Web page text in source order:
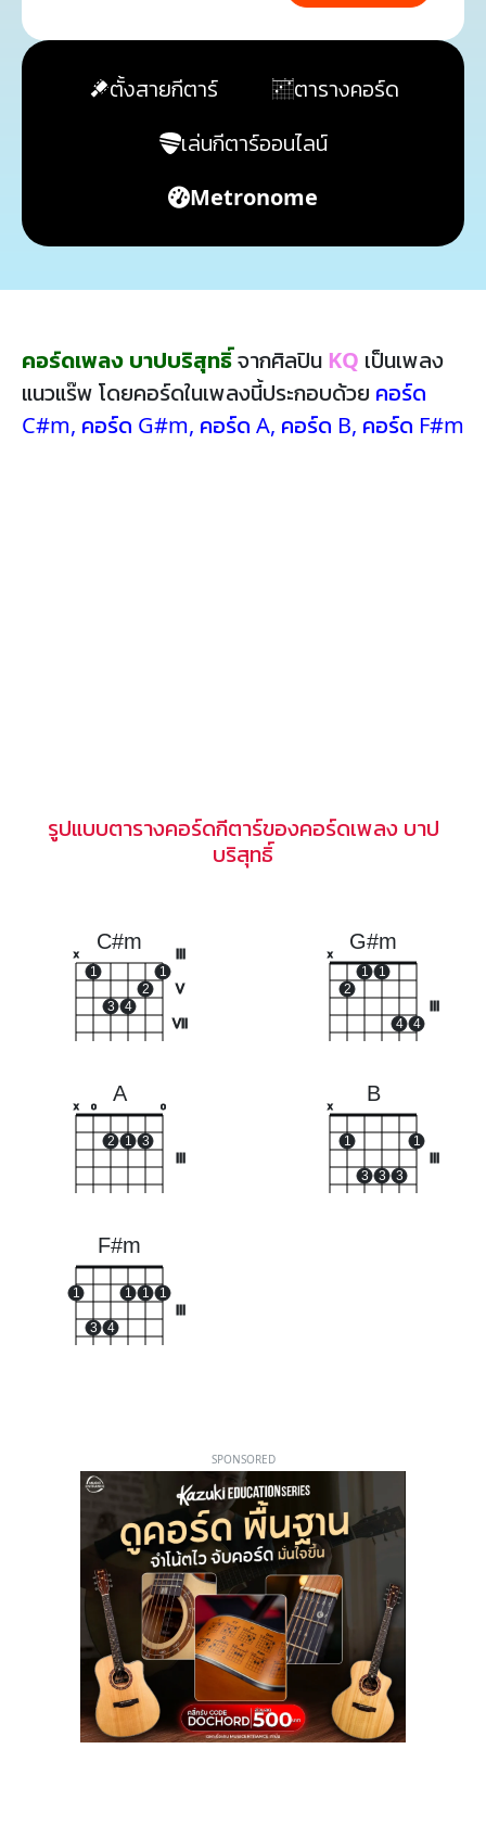
ตั้งสายกีตาร์
ตารางคอร์ด
เล่นกีตาร์ออนไลน์
Metronome
คอร์ดเพลง บาปบริสุทธิ์จากศิลปิน KQ เป็นเพลง
แนวแร๊พ โดยคอร์ดในเพลงนี้ประกอบด้วย คอร์ด
C#m, คอร์ด G#m, คอร์ด A, คอร์ด B, คอร์ด F#m
รูปแบบตารางคอร์ดกีตาร์ของคอร์ดเพลง บาป
บริสุทธิ์
C#m
V
VII
x
1
3 4
2
1
G#m
x
2
1 1
4 4
A
x o
2 1 3
o
B
x
1
3 3 3
1
F#m
1
3 4
1 1 1
SPONSORED